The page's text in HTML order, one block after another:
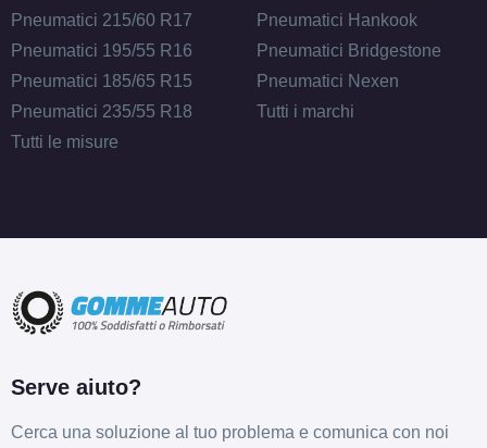
Pneumatici 215/60 R17
Pneumatici 195/55 R16
Pneumatici 185/65 R15
Pneumatici 235/55 R18
Tutti le misure
Pneumatici Hankook
Pneumatici Bridgestone
Pneumatici Nexen
Tutti i marchi
Serve aiuto?
Cerca una soluzione al tuo problema e comunica con noi